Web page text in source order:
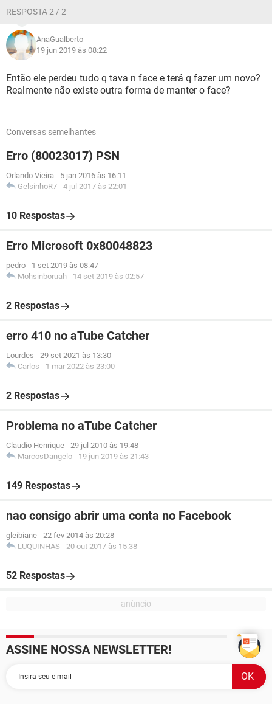
RESPOSTA 2 / 2
AnaGualberto
19 jun 2019 às 08:22
Então ele perdeu tudo q tava n face e terá q fazer um novo?
Realmente não existe outra forma de manter o face?
Conversas semelhantes
Erro (80023017) PSN
Orlando Vieira - 5 jan 2016 às 16:11
GelsinhoR7 - 4 jul 2017 às 22:01
10 Respostas
Erro Microsoft 0x80048823
pedro - 1 set 2019 às 08:47
Mohsinboruah - 14 set 2019 às 02:57
2 Respostas
erro 410 no aTube Catcher
Lourdes - 29 set 2021 às 13:30
Carlos - 1 mar 2022 às 23:00
2 Respostas
Problema no aTube Catcher
Claudio Henrique - 29 jul 2010 às 19:48
MarcosDangelo - 19 jun 2019 às 21:43
149 Respostas
nao consigo abrir uma conta no Facebook
gleibiane - 22 fev 2014 às 20:28
LUQUINHAS - 20 out 2017 às 15:38
52 Respostas
ASSINE NOSSA NEWSLETTER!